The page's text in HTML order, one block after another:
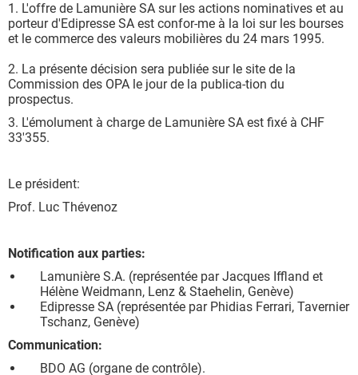
1. L'offre de Lamunière SA sur les actions nominatives et au
porteur d'Edipresse SA est confor-me à la loi sur les bourses
et le commerce des valeurs mobilières du 24 mars 1995.
2. La présente décision sera publiée sur le site de la
Commission des OPA le jour de la publica-tion du
prospectus.
3. L'émolument à charge de Lamunière SA est fixé à CHF
33'355.
Le président:
Prof. Luc Thévenoz
Notification aux parties:
Lamunière S.A. (représentée par Jacques Iffland et
Hélène Weidmann, Lenz & Staehelin, Genève)
Edipresse SA (représentée par Phidias Ferrari, Tavernier
Tschanz, Genève)
Communication:
BDO AG (organe de contrôle).